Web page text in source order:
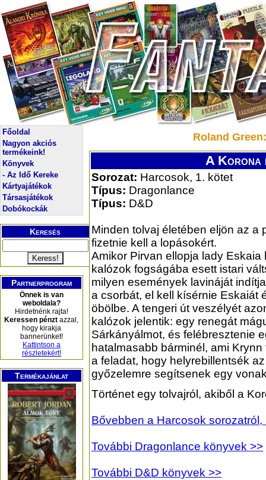
Főoldal
Nagyon akciós
termékeink!
Könyvek
- Az Idő Kereke
Kártyajátékok
Társasjátékok
Dobókockák
Keresés
Partnerprogram
Önnek is van
weboldala?
Hirdetnénk rajta!
Keressen pénzt azzal,
hogy kirakja
bannerünket!
Kattintson a
részletekért!
Termékajánlat
Roland
A Korona
Sorozat: Harcosok, 1. kötet
Típus: Dragonlance
Típus: D&D
Minden tolvaj életében eljön az a
fizetnie kell a lopásokért.
Amikor Pirvan ellopja lady
kalózok fogságába esett istari
milyen események lavináját
a csorbát, el kell kísérnie Eskaiát
öbölbe. A tengeri út veszélyét
kalózok jelentik: egy renegát
Sárkányálmot, és felébresztenie
hatalmasabb bárminél, ami
a feladat, hogy helyrebillentsék
győzelemre segítsenek egy
Történet egy tolvajról, akiből a
Bővebben a Harcosok
További Dragonlance könyvek >>
További D&D könyvek >>